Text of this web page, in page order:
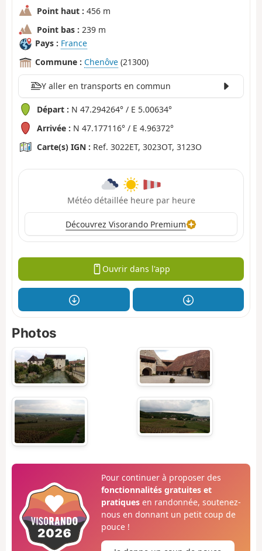
Point haut : 456 m
Point bas : 239 m
Pays : France
Commune : Chenôve (21300)
Y aller en transports en commun
Départ : N 47.294264° / E 5.00634°
Arrivée : N 47.177116° / E 4.96372°
Carte(s) IGN : Ref. 3022ET, 3023OT, 3123O
Météo détaillée heure par heure
Découvrez Visorando Premium
Ouvrir dans l'app
Photos
Pour continuer à proposer des
fonctionnalités gratuites et
pratiquesen randonnée, soutenez-
nous en donnant un petit coup de
pouce !